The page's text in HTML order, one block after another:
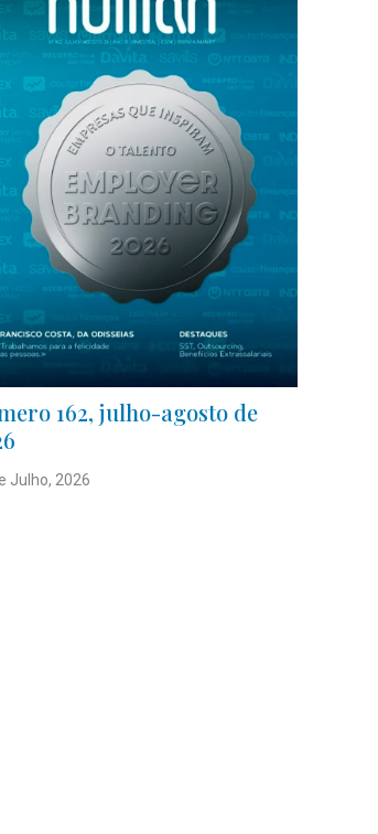
162, julho-agosto de
Julho, 2026